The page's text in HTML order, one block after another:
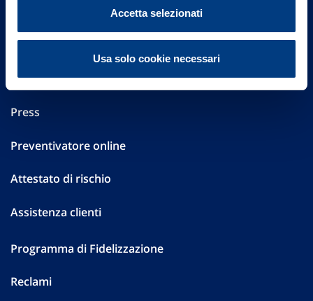
Accetta selezionati
Usa solo cookie necessari
Sostenibilità
Performances
Press
Preventivatore online
Attestato di rischio
Assistenza clienti
Programma di Fidelizzazione
Reclami